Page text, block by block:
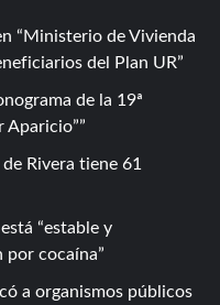
Ministerio de Vivienda
del Plan UR
de la 19ª
Aparicio”
Rivera tiene 61
“estable y
por cocaína
a organismos públicos